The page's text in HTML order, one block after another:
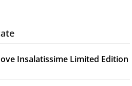
Insalatissime Limited Edition